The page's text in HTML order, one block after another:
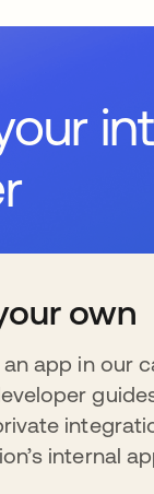
own
an app in our
internal